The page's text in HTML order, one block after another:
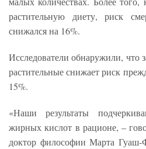
растительную диету, риск
снижался на 16%.
Исследователи обнаружили,
растительные снижает риск
15%.
«Наши результаты
жирных кислот в рационе, –
доктор философии Марта